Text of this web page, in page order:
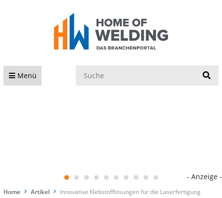
Menü
- Anzeige -
Home Artikel Innovative Klebstofflösungen für die Laserfertigung